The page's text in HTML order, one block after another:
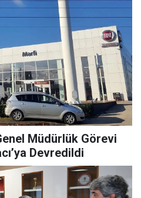
Müdürlük Görevi
Devredildi